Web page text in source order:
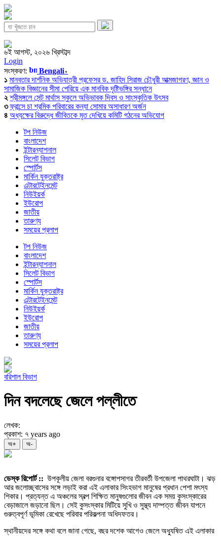
৬ই আগস্ট, ২০২৬ খ্রিস্টাব্দ
Login
সংস্করণ:
Bengali▼
১ মানবতার দার্শনিক অভিযাত্রী প্রফেসর ড. জাহিদ সিরাজ চৌধুরী আত্মজাগরণ, জ্ঞান ও
সামাজিক বিজ্ঞানের সীমা পেরিয়ে এক মানবিক দৃষ্টিভঙ্গির সন্ধানে
২ শ্রীমঙ্গলে সেন্ট মার্থাস স্কুলে অভিভাবক দিবস ও সাংস্কৃতিক উৎসব
৩ ফ্রান্সে চা শ্রমিক পরিবারের কন্যা সোমার অসাধারণ অর্জন
৪ অধ্যক্ষের বিরুদ্ধে জীবিতকে মৃত দেখিয়ে কমিটি গঠনের অভিযোগ
টপ নিউজ
বাংলাদেশ
ইন্টারন্যাশনাল
সিলেট বিভাগ
স্পোর্টস
মার্কিন যুক্তরাষ্ট্র
এন্টারটেইনমেন্ট
নিউইয়র্ক
ইউরোপ
জাতীয়
তারুণ্য
সময়ের প্রলাপ
টপ নিউজ
বাংলাদেশ
ইন্টারন্যাশনাল
সিলেট বিভাগ
স্পোর্টস
মার্কিন যুক্তরাষ্ট্র
এন্টারটেইনমেন্ট
নিউইয়র্ক
ইউরোপ
জাতীয়
তারুণ্য
সময়ের প্রলাপ
বরিশাল বিভাগ
দিন বদলেছে জেলে পল্লীতে
লেখক:
প্রকাশ: ৭ years ago
অ+ অ-
ডেস্ক রিপোর্ট :: উপকূলীয় জেলা বরগুনার বঙ্গোপসাগর তীরবর্তী উপজেলা পাথরঘাটা। ঝড়
আর জলোচ্ছ্বাসের সঙ্গে লড়াই করা এই এলাকার সিংহভাগ মানুষের প্রধান পেশা মৎস্য
শিকার। প্রত্যন্ত এ অঞ্চলের স্বল্প শিক্ষিত মানুষগুলোর জীবন এক সময় কুসংস্কারের
বেড়াজালে জড়ানো ছিল। সেই কুসংস্কার মিটিয়ে সুখি ও সুস্থ্য দাম্পত্ত জীবন যাপনে
গুরুত্বপূর্ণ ভূমিকা রেখেছে পরিবার পরিকল্পনা অধিদফতর।
স্থানীয়দের সঙ্গে কথা বলে জানা গেছে, বছর দশেক আগেও জেলে অধ্যুষিত এই এলাকার